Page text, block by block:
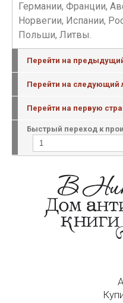
Германии, Франции,
Норвегии, Испании,
Польши, Литвы.
Перейти на
Перейти на следующий
Перейти на первую
Быстрый переход к